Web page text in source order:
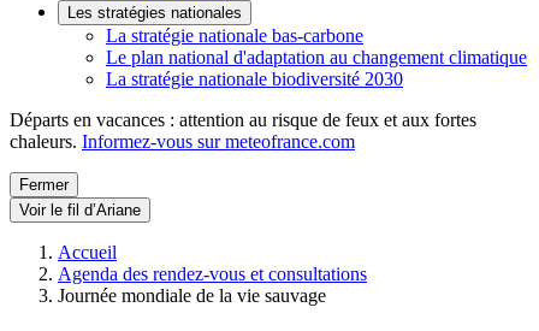
Les stratégies nationales
La stratégie nationale bas-carbone
Le plan national d'adaptation au changement climatique
La stratégie nationale biodiversité 2030
Départs en vacances : attention au risque de feux et aux fortes
chaleurs. Informez-vous sur meteofrance.com
Fermer
Voir le fil d’Ariane
Accueil
Agenda des rendez-vous et consultations
Journée mondiale de la vie sauvage